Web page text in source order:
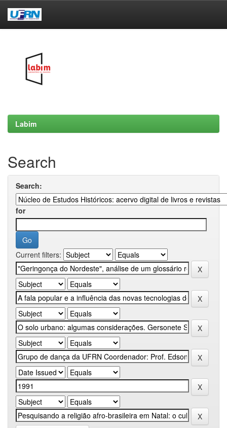
Labim
Search
Search:
for
Current filters: